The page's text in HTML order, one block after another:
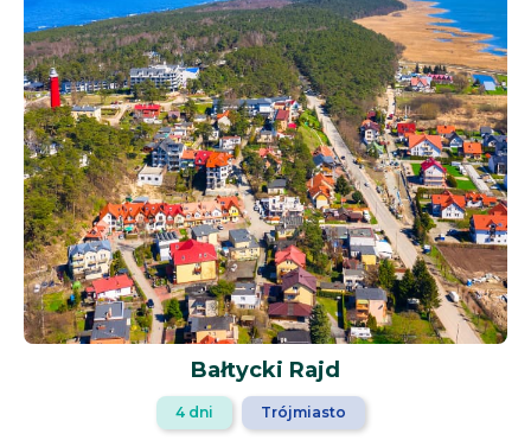
Bałtycki Rajd
4 dni Trójmiasto